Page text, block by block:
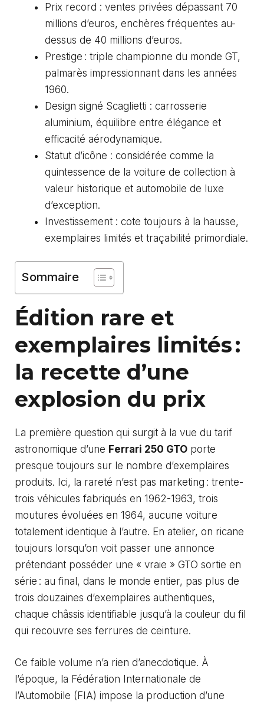
Prix record : ventes privées dépassant 70
millions d’euros, enchères fréquentes au-
dessus de 40 millions d’euros.
Prestige : triple championne du monde GT,
palmarès impressionnant dans les années
1960.
Design signé Scaglietti : carrosserie
aluminium, équilibre entre élégance et
efficacité aérodynamique.
Statut d’icône : considérée comme la
quintessence de la voiture de collection à
valeur historique et automobile de luxe
d’exception.
Investissement : cote toujours à la hausse,
exemplaires limités et traçabilité primordiale.
Sommaire
Édition rare et
exemplaires limités :
la recette d’une
explosion du prix
La première question qui surgit à la vue du tarif
astronomique d’une Ferrari 250 GTO porte
presque toujours sur le nombre d’exemplaires
produits. Ici, la rareté n’est pas marketing : trente-
trois véhicules fabriqués en 1962-1963, trois
moutures évoluées en 1964, aucune voiture
totalement identique à l’autre. En atelier, on ricane
toujours lorsqu’on voit passer une annonce
prétendant posséder une « vraie » GTO sortie en
série : au final, dans le monde entier, pas plus de
trois douzaines d’exemplaires authentiques,
chaque châssis identifiable jusqu’à la couleur du fil
qui recouvre ses ferrures de ceinture.
Ce faible volume n’a rien d’anecdotique. À
l’époque, la Fédération Internationale de
l’Automobile (FIA) impose la production d’une